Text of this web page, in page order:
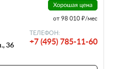
от 98 010 ₽/мес
36
ТЕЛЕФОН:
+7 (495) 785-11-60